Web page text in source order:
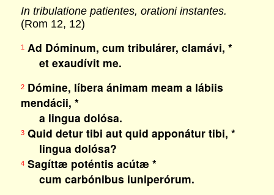
In tribulatione patientes, orationi instantes.
(Rom 12, 12)
1Ad Dóminum, cum tribulárer, clamávi, *
et exaudívit me.
2Dómine, líbera ánimam meam a lábiis
mendácii, *
a lingua dolósa.
3Quid detur tibi aut quid apponátur tibi, *
lingua dolósa?
4Sagíttæ poténtis acútæ *
cum carbónibus iuniperórum.